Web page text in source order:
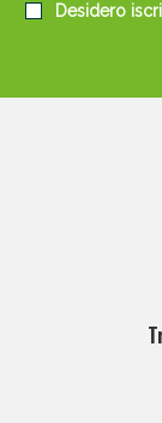
Desidero